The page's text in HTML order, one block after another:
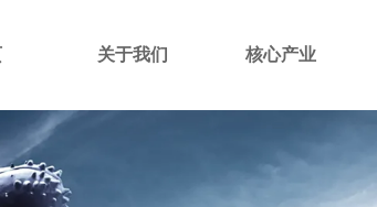
关于我们 核心产业